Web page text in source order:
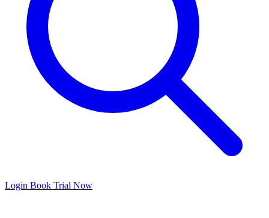
Login Book Trial Now